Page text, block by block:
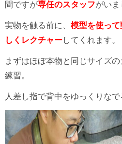
間ですが専任のスタッフがいま
実物を触る前に、 模型を使っ
しくレクチャーしてくれます。
まずはほぼ本物と同じサイズ
練習。
人差し指で背中をゆっくりなで